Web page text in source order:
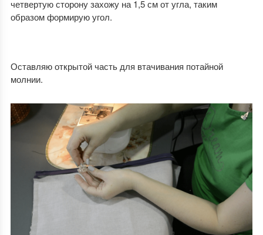
четвертую сторону захожу на 1,5 см от угла, таким
образом формирую угол.
Оставляю открытой часть для втачивания потайной
молнии.